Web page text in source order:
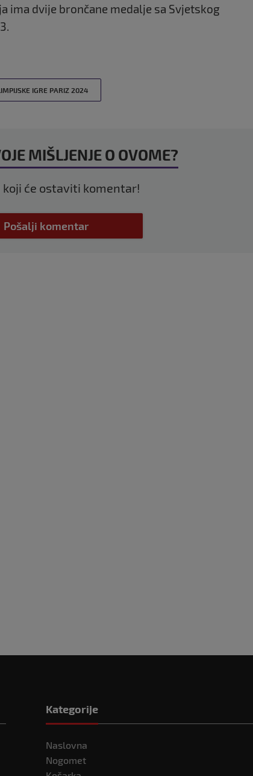
ima dvije brončane medalje sa Svjetskog
IGRE PARIZ 2024
MIŠLJENJE O OVOME?
koji će ostaviti komentar!
Pošalji komentar
Kategorije
Naslovna
Nogomet